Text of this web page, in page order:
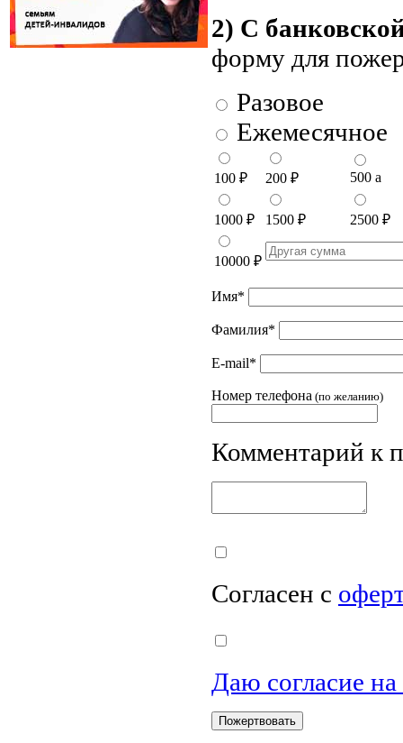
2) С
форму для
Разовое
Ежемесячное
100 ₽ 200 ₽ 500 a
1000 ₽ 1500 ₽ 2500 ₽
10000 ₽
Имя*
Фамилия*
E-mail*
Номер телефона (по желанию)
Комментарий к
Согласен с
Даю согласие